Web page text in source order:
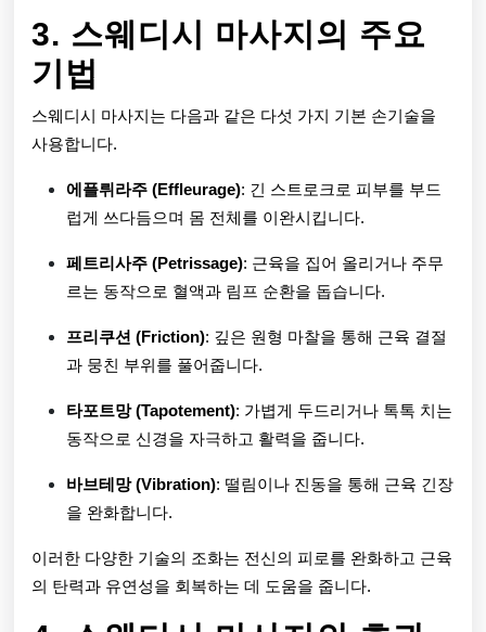
3. 스웨디시 마사지의 주요
기법
스웨디시 마사지는 다음과 같은 다섯 가지 기본 손기술을
사용합니다.
에플뤼라주 (Effleurage): 긴 스트로크로 피부를 부드
럽게 쓰다듬으며 몸 전체를 이완시킵니다.
페트리사주 (Petrissage): 근육을 집어 올리거나 주무
르는 동작으로 혈액과 림프 순환을 돕습니다.
프리쿠션 (Friction): 깊은 원형 마찰을 통해 근육 결절
과 뭉친 부위를 풀어줍니다.
타포트망 (Tapotement): 가볍게 두드리거나 톡톡 치는
동작으로 신경을 자극하고 활력을 줍니다.
바브테망 (Vibration): 떨림이나 진동을 통해 근육 긴장
을 완화합니다.
이러한 다양한 기술의 조화는 전신의 피로를 완화하고 근육
의 탄력과 유연성을 회복하는 데 도움을 줍니다.